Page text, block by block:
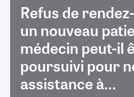
Refus de
un nouveau
médecin peut-il
poursuivi pour
assistance à...